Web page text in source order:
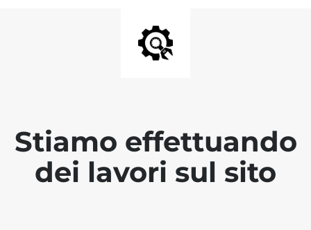
Stiamo effettuando
dei lavori sul sito